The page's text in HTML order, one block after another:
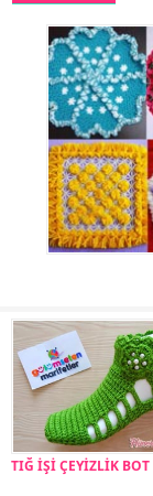
TIĞ İŞİ ÇEYİZLİK